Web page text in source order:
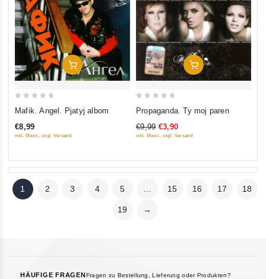
In Den Warenkorb
of
Mafik. Angel. Pjatyj albom
€8,99
inkl. Mwst., zzgl. Versand
In Den Warenkorb
out
of
Propaganda. Ty moj paren
€9,99 €3,90
inkl. Mwst., zzgl. Versand
1 2 3 4 5 … 15 16 17 18
19 →
HÄUFIGE FRAGENFragen zu Bestellung, Lieferung oder Produkten?